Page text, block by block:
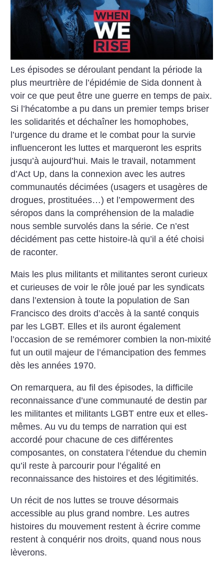
Les épisodes se déroulant pendant la période la
plus meurtrière de l’épidémie de Sida donnent à
voir ce que peut être une guerre en temps de paix.
Si l’hécatombe a pu dans un premier temps briser
les solidarités et déchaîner les homophobes,
l’urgence du drame et le combat pour la survie
influenceront les luttes et marqueront les esprits
jusqu’à aujourd’hui. Mais le travail, notamment
d’Act Up, dans la connexion avec les autres
communautés décimées (usagers et usagères de
drogues, prostituées…) et l’empowerment des
séropos dans la compréhension de la maladie
nous semble survolés dans la série. Ce n’est
décidément pas cette histoire-là qu’il a été choisi
de raconter.
Mais les plus militants et militantes seront curieux
et curieuses de voir le rôle joué par les syndicats
dans l’extension à toute la population de San
Francisco des droits d’accès à la santé conquis
par les LGBT. Elles et ils auront également
l’occasion de se remémorer combien la non-mixité
fut un outil majeur de l’émancipation des femmes
dès les années 1970.
On remarquera, au fil des épisodes, la difficile
reconnaissance d’une communauté de destin par
les militantes et militants LGBT entre eux et elles-
mêmes. Au vu du temps de narration qui est
accordé pour chacune de ces différentes
composantes, on constatera l’étendue du chemin
qu’il reste à parcourir pour l’égalité en
reconnaissance des histoires et des légitimités.
Un récit de nos luttes se trouve désormais
accessible au plus grand nombre. Les autres
histoires du mouvement restent à écrire comme
restent à conquérir nos droits, quand nous nous
lèverons.